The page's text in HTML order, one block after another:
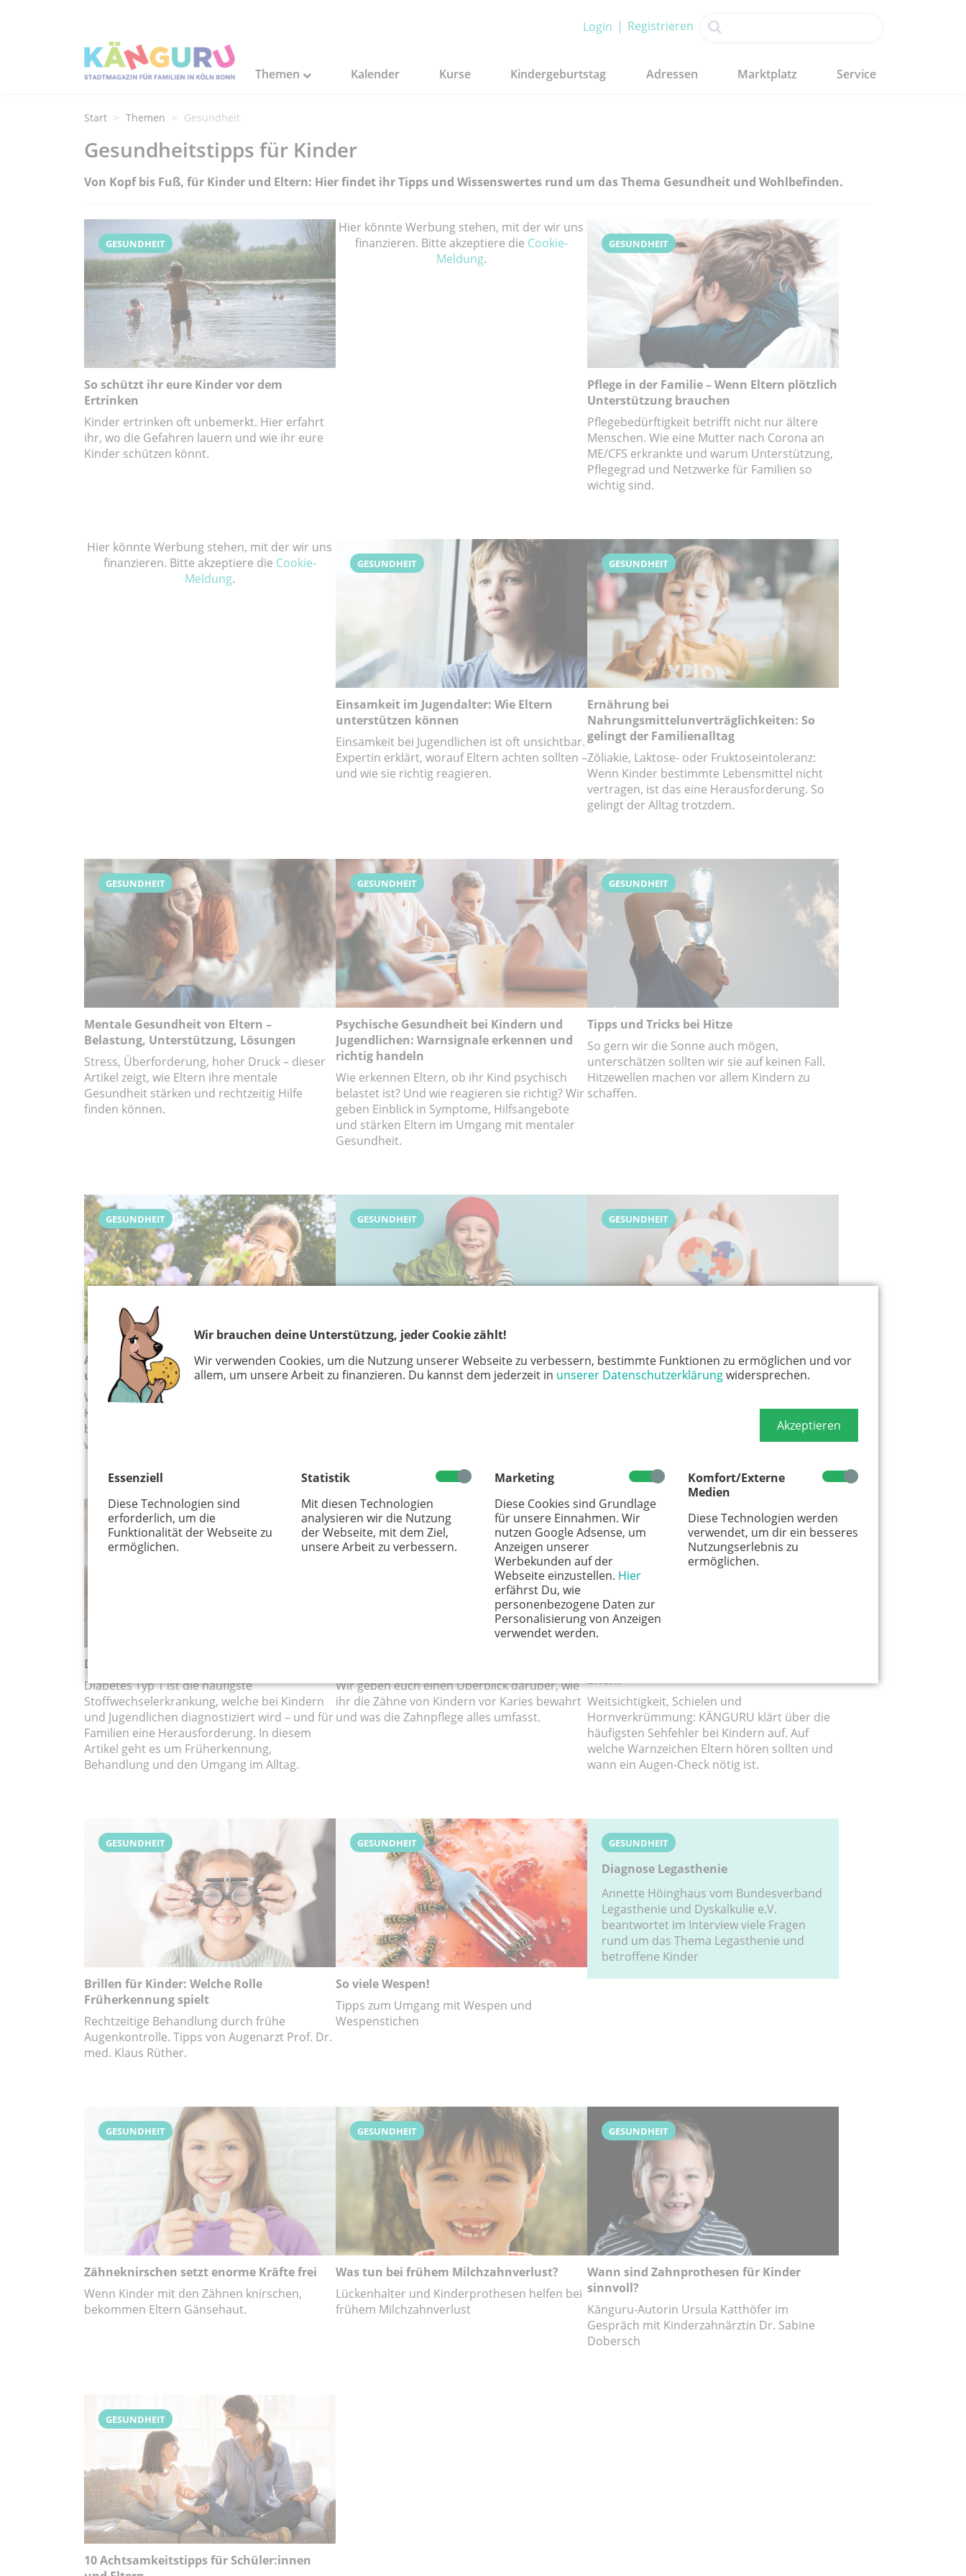
Wir brauchen deine Unterstützung, jeder Cookie zählt!
Wir verwenden Cookies, um die Nutzung unserer Webseite zu verbessern, bestimmte Funktionen zu ermöglichen und vor
allem, um unsere Arbeit zu finanzieren. Du kannst dem jederzeit in unserer Datenschutzerklärungwidersprechen.
Akzeptieren
Essenziell
Diese Technologien sind
erforderlich, um die
Funktionalität der Webseite zu
ermöglichen.
Statistik
Mit diesen Technologien
analysieren wir die Nutzung
der Webseite, mit dem Ziel,
unsere Arbeit zu verbessern.
Marketing
Diese Cookies sind Grundlage
für unsere Einnahmen. Wir
nutzen Google Adsense, um
Anzeigen unserer
Werbekunden auf der
Webseite einzustellen. Hier
erfährst Du, wie
personenbezogene Daten zur
Personalisierung von Anzeigen
verwendet werden.
Komfort/Externe
Medien
Diese Technologien werden
verwendet, um dir ein besseres
Nutzungserlebnis zu
ermöglichen.
Login Registrieren
Themen Kalender Kurse Kindergeburtstag Adressen Marktplatz Service
Start Themen Gesundheit
Gesundheitstipps für Kinder
Von Kopf bis Fuß, für Kinder und Eltern: Hier findet ihr Tipps und Wissenswertes rund um das Thema Gesundheit und Wohlbefinden.
GESUNDHEIT
So schützt ihr eure Kinder vor dem
Ertrinken
Kinder ertrinken oft unbemerkt. Hier erfahrt
ihr, wo die Gefahren lauern und wie ihr eure
Kinder schützen könnt.
Hier könnte Werbung stehen, mit der wir uns
finanzieren. Bitte akzeptiere die Cookie-
Meldung.
GESUNDHEIT
Pflege in der Familie – Wenn Eltern plötzlich
Unterstützung brauchen
Pflegebedürftigkeit betrifft nicht nur ältere
Menschen. Wie eine Mutter nach Corona an
ME/CFS erkrankte und warum Unterstützung,
Pflegegrad und Netzwerke für Familien so
wichtig sind.
Hier könnte Werbung stehen, mit der wir uns
finanzieren. Bitte akzeptiere die Cookie-
Meldung.
GESUNDHEIT
Einsamkeit im Jugendalter: Wie Eltern
unterstützen können
Einsamkeit bei Jugendlichen ist oft unsichtbar.
Expertin erklärt, worauf Eltern achten sollten –
und wie sie richtig reagieren.
GESUNDHEIT
Ernährung bei
Nahrungsmittelunverträglichkeiten: So
gelingt der Familienalltag
Zöliakie, Laktose- oder Fruktoseintoleranz:
Wenn Kinder bestimmte Lebensmittel nicht
vertragen, ist das eine Herausforderung. So
gelingt der Alltag trotzdem.
GESUNDHEIT
Mentale Gesundheit von Eltern –
Belastung, Unterstützung, Lösungen
Stress, Überforderung, hoher Druck – dieser
Artikel zeigt, wie Eltern ihre mentale
Gesundheit stärken und rechtzeitig Hilfe
finden können.
GESUNDHEIT
Psychische Gesundheit bei Kindern und
Jugendlichen: Warnsignale erkennen und
richtig handeln
Wie erkennen Eltern, ob ihr Kind psychisch
belastet ist? Und wie reagieren sie richtig? Wir
geben Einblick in Symptome, Hilfsangebote
und stärken Eltern im Umgang mit mentaler
Gesundheit.
GESUNDHEIT
Tipps und Tricks bei Hitze
So gern wir die Sonne auch mögen,
unterschätzen sollten wir sie auf keinen Fall.
Hitzewellen machen vor allem Kindern zu
schaffen.
GESUNDHEIT
Allergien bei Kindern: Ursachen, Symptome
und Behandlungsmöglichkeiten
Wenn das Immunsystem überreagiert:
Kinderarzt Jakob Maske erklärt, wie Allergien
bei Kindern entstehen, erkannt und behandelt
werden können.
GESUNDHEIT
Ernährungsbildung: Kindern gesunde
Ernährung beibringen
GESUNDHEIT
Neurodiversität: Wir sind alle verschieden
Neurodiversität bedeutet nicht gleich
Interview, was es damit auf sich hat.
GESUNDHEIT
Diabetes bei Kindern und Jugendlichen
Diabetes Typ 1 ist die häufigste
Stoffwechselerkrankung, welche bei Kindern
und Jugendlichen diagnostiziert wird – und für
Familien eine Herausforderung. In diesem
Artikel geht es um Früherkennung,
Behandlung und den Umgang im Alltag.
GESUNDHEIT
Wir geben euch einen Überblick darüber, wie
ihr die Zähne von Kindern vor Karies bewahrt
und was die Zahnpflege alles umfasst.
GESUNDHEIT
Eltern
Weitsichtigkeit, Schielen und
Hornverkrümmung: KÄNGURU klärt über die
häufigsten Sehfehler bei Kindern auf. Auf
welche Warnzeichen Eltern hören sollten und
wann ein Augen-Check nötig ist.
GESUNDHEIT
Brillen für Kinder: Welche Rolle
Früherkennung spielt
Rechtzeitige Behandlung durch frühe
Augenkontrolle. Tipps von Augenarzt Prof. Dr.
med. Klaus Rüther.
GESUNDHEIT
So viele Wespen!
Tipps zum Umgang mit Wespen und
Wespenstichen
GESUNDHEIT
Diagnose Legasthenie
Annette Höinghaus vom Bundesverband
Legasthenie und Dyskalkulie e.V.
beantwortet im Interview viele Fragen
rund um das Thema Legasthenie und
betroffene Kinder
GESUNDHEIT
Zähneknirschen setzt enorme Kräfte frei
Wenn Kinder mit den Zähnen knirschen,
bekommen Eltern Gänsehaut.
GESUNDHEIT
Was tun bei frühem Milchzahnverlust?
Lückenhalter und Kinderprothesen helfen bei
frühem Milchzahnverlust
GESUNDHEIT
Wann sind Zahnprothesen für Kinder
sinnvoll?
Känguru-Autorin Ursula Katthöfer im
Gespräch mit Kinderzahnärztin Dr. Sabine
Dobersch
GESUNDHEIT
10 Achtsamkeitstipps für Schüler:innen